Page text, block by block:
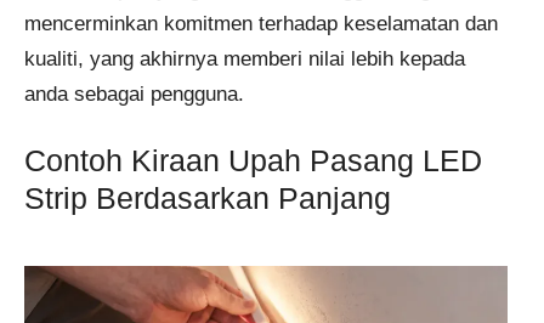
mencerminkan komitmen terhadap keselamatan dan
kualiti, yang akhirnya memberi nilai lebih kepada
anda sebagai pengguna.
Contoh Kiraan Upah Pasang LED
Strip Berdasarkan Panjang